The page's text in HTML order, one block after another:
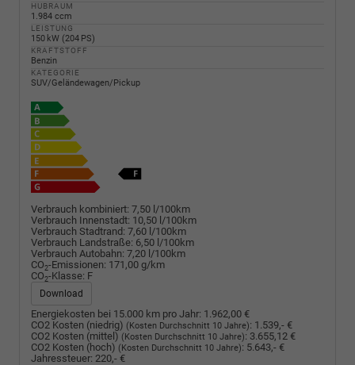
HUBRAUM
1.984 ccm
LEISTUNG
150 kW (204 PS)
KRAFTSTOFF
Benzin
KATEGORIE
SUV/Geländewagen/Pickup
Verbrauch kombiniert: 7,50 l/100km
Verbrauch Innenstadt: 10,50 l/100km
Verbrauch Stadtrand: 7,60 l/100km
Verbrauch Landstraße: 6,50 l/100km
Verbrauch Autobahn: 7,20 l/100km
CO2-Emissionen: 171,00 g/km
CO2-Klasse: F
Download
Energiekosten bei 15.000 km pro Jahr: 1.962,00 €
CO2 Kosten (niedrig) (Kosten Durchschnitt 10 Jahre): 1.539,- €
CO2 Kosten (mittel) (Kosten Durchschnitt 10 Jahre): 3.655,12 €
CO2 Kosten (hoch) (Kosten Durchschnitt 10 Jahre): 5.643,- €
Jahressteuer: 220,- €